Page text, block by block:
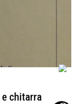
chitarra